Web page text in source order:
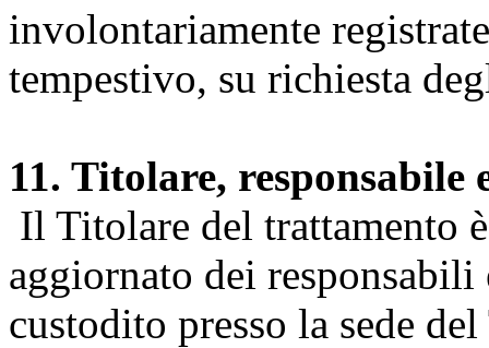
involontariamente
tempestivo, su richiesta
11. Titolare, responsabile
Il Titolare del trattamento
aggiornato dei
custodito presso la sede